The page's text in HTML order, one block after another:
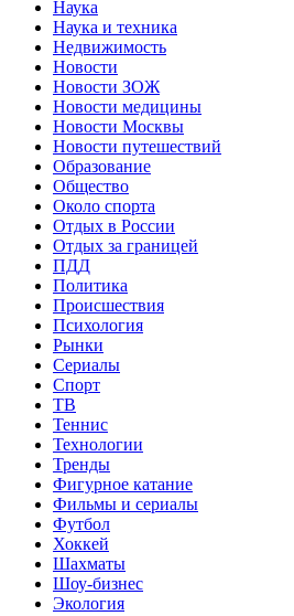
Наука
Наука и техника
Недвижимость
Новости
Новости ЗОЖ
Новости медицины
Новости Москвы
Новости путешествий
Образование
Общество
Около спорта
Отдых в России
Отдых за границей
ПДД
Политика
Происшествия
Психология
Рынки
Сериалы
Спорт
ТВ
Теннис
Технологии
Тренды
Фигурное катание
Фильмы и сериалы
Футбол
Хоккей
Шахматы
Шоу-бизнес
Экология